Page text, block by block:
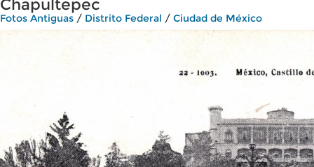
Chapultepec
Fotos Antiguas / Distrito Federal / Ciudad de México